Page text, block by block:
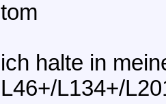
tom
ich halte in
L46+/L134+/